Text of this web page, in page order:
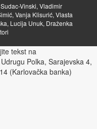
Vinski, Vladimir
Vanja Klisurić, Vlasta
Lucija Unuk, Draženka
tekst na
Polka, Sarajevska 4,
(Karlovačka banka)